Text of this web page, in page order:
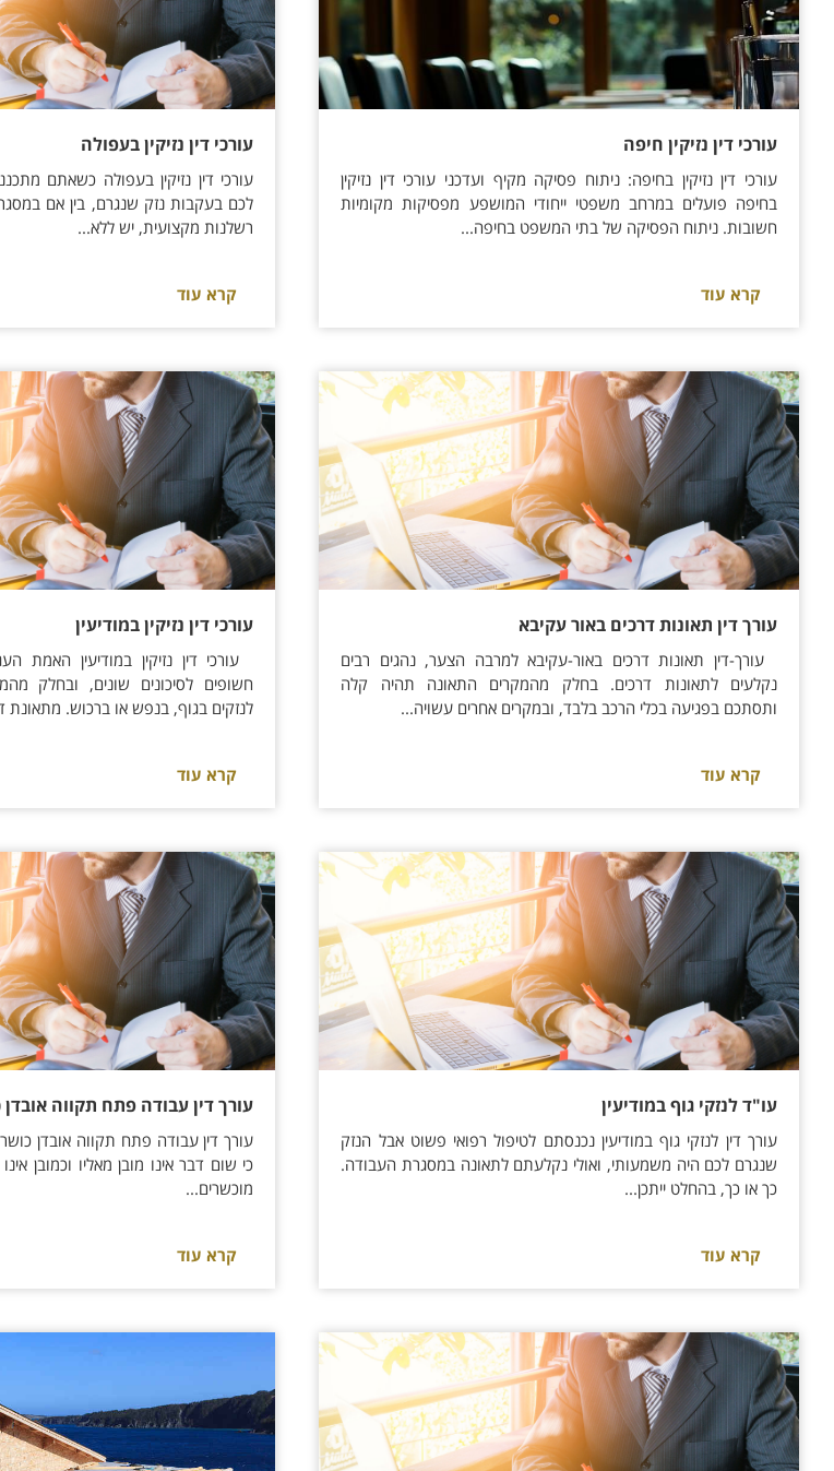
עורכי דין נזיקין חיפה
עורכי דין נזיקין בחיפה: ניתוח פסיקה מקיף ועדכני עורכי דין נזיקין
בחיפה פועלים במרחב משפטי ייחודי המושפע מפסיקות מקומיות
חשובות. ניתוח הפסיקה של בתי המשפט בחיפה...
קרא עוד
עורכי דין נזיקין בעפולה
עורכי דין נזיקין בעפולה כשאתם
לכם בעקבות נזק שנגרם, בין אם
רשלנות מקצועית, יש ללא...
קרא עוד
עורך דין תאונות דרכים באור עקיבא
עורך-דין תאונות דרכים באור-עקיבא למרבה הצער, נהגים רבים
נקלעים לתאונות דרכים. בחלק מהמקרים התאונה תהיה קלה
ותסתכם בפגיעה בכלי הרכב בלבד, ובמקרים אחרים עשויה...
קרא עוד
עורכי דין נזיקין במודיעין
עורכי דין נזיקין במודיעין האמת
חשופים לסיכונים שונים, ובחלק
לנזקים בגוף, בנפש או ברכוש. מתאונת
קרא עוד
עו"ד לנזקי גוף במודיעין
עורך דין לנזקי גוף במודיעין נכנסתם לטיפול רפואי פשוט אבל הנזק
שנגרם לכם היה משמעותי, ואולי נקלעתם לתאונה במסגרת העבודה.
כך או כך, בהחלט ייתכן...
קרא עוד
עורך דין עבודה פתח תקווה
עורך דין עבודה פתח תקווה אובדן
כי שום דבר אינו מובן מאליו וכמובן
מוכשרים...
קרא עוד